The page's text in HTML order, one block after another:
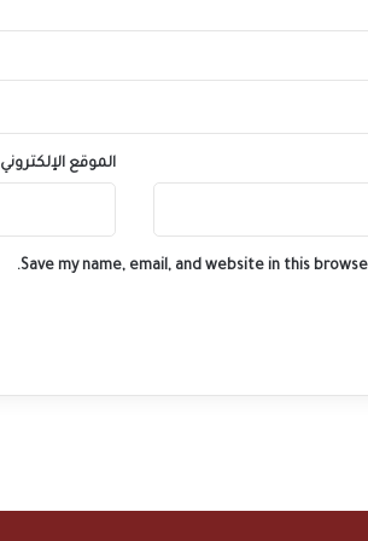
الموقع الإلكتروني
Save my name, email, and website in this